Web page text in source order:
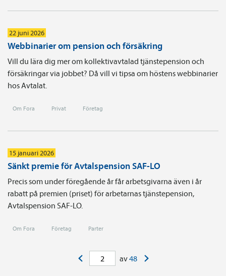
22 juni 2026
Webbinarier om pension och försäkring
Vill du lära dig mer om kollektivavtalad tjänstepension och
försäkringar via jobbet? Då vill vi tipsa om höstens webbinarier
hos Avtalat.
Om Fora Privat Företag
15 januari 2026
Sänkt premie för Avtalspension SAF-LO
Precis som under föregående år får arbetsgivarna även i år
rabatt på premien (priset) för arbetarnas tjänste­pension,
Avtals­pension SAF-LO.
Om Fora Företag Parter
av48